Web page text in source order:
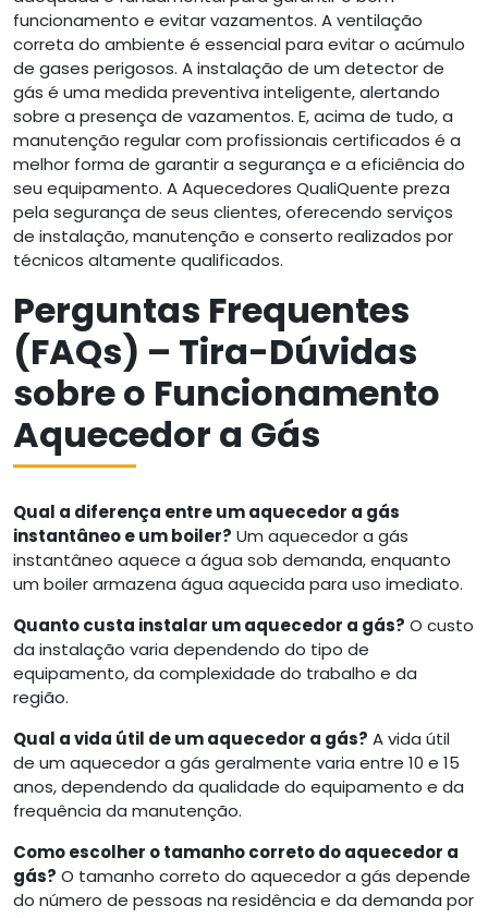
funcionamento e evitar vazamentos. A ventilação
correta do ambiente é essencial para evitar o acúmulo
de gases perigosos. A instalação de um detector de
gás é uma medida preventiva inteligente, alertando
sobre a presença de vazamentos. E, acima de tudo, a
manutenção regular com profissionais certificados é a
melhor forma de garantir a segurança e a eficiência do
seu equipamento. A Aquecedores QualiQuente preza
pela segurança de seus clientes, oferecendo serviços
de instalação, manutenção e conserto realizados por
técnicos altamente qualificados.
Perguntas Frequentes
(FAQs) – Tira-Dúvidas
sobre o Funcionamento
Aquecedor a Gás
Qual a diferença entre um aquecedor a gás
instantâneo e um boiler? Um aquecedor a gás
instantâneo aquece a água sob demanda, enquanto
um boiler armazena água aquecida para uso imediato.
Quanto custa instalar um aquecedor a gás? O custo
da instalação varia dependendo do tipo de
equipamento, da complexidade do trabalho e da
região.
Qual a vida útil de um aquecedor a gás? A vida útil
de um aquecedor a gás geralmente varia entre 10 e 15
anos, dependendo da qualidade do equipamento e da
frequência da manutenção.
Como escolher o tamanho correto do aquecedor a
gás? O tamanho correto do aquecedor a gás depende
do número de pessoas na residência e da demanda por